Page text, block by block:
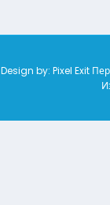
Design by: Pixel Exit